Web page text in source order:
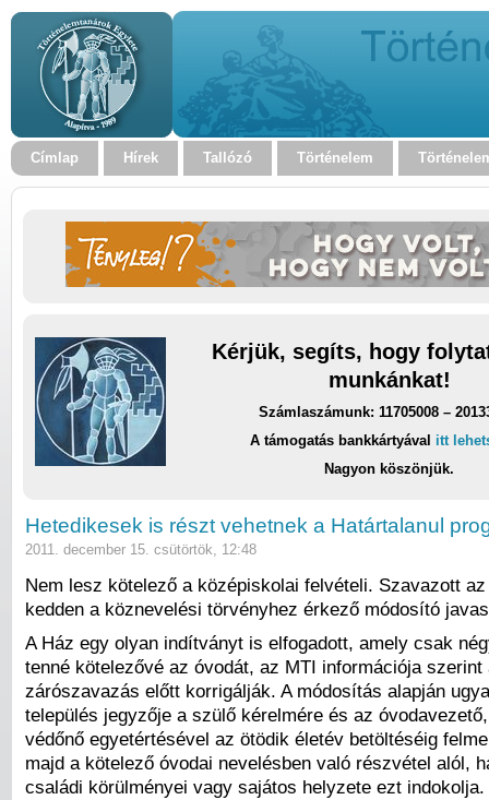
Címlap Hírek Tallózó Történelem
Kérjük, segíts, hogy
munkánkat!
Számlaszámunk: 11705008 –
A támogatás bankkártyával itt
Nagyon köszönjük.
Hetedikesek is részt vehetnek a Határtalanul
2011. december 15. csütörtök, 12:48
Nem lesz kötelező a középiskolai felvételi. Szavazott
kedden a köznevelési törvényhez érkező módosító
A Ház egy olyan indítványt is elfogadott, amely csak
tenné kötelezővé az óvodát, az MTI információja szerint
zárószavazás előtt korrigálják. A módosítás alapján
település jegyzője a szülő kérelmére és az
védőnő egyetértésével az ötödik életév betöltéséig
majd a kötelező óvodai nevelésben való részvétel alól,
családi körülményei vagy sajátos helyzete ezt indokolja.